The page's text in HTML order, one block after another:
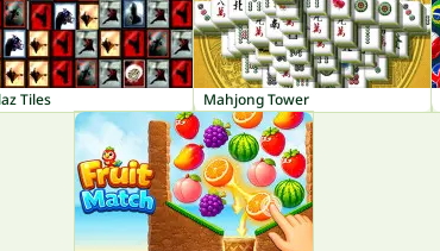
Tiles Mahjong Tower